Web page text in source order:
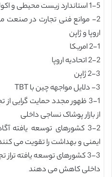
1-5 استاندارد زیست محیطی و اکولوژیک
2- موانع فنی تجارت در صنعت
اروپا و ژاپن
2-1 امریکا
2-2 اتحادیه اروپا
2-3 ژاپن
3- دلایل مواجهه چین با TBT
3-1 ظهور مجدد حمایت گرایی
از بازار پوشاک نساجی داخلی
3-2 کشورهای توسعه یافته
ایمنی و بهداشت را تقویت می
3-3 کشورهای توسعه یافته تراز
داخلی کاهش می دهند